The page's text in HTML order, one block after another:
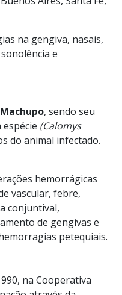
na gengiva, nasais,
e
, sendo seu
(Calomys
do animal infectado.
hemorrágicas
vascular, febre,
conjuntival,
de gengivas e
petequiais.
na Cooperativa